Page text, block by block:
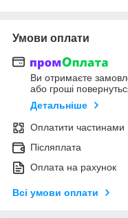
Умови оплати
Ви отримаєте
або гроші
Детальніше
Оплатити частинами
Післяплата
Оплата на рахунок
Всі умови оплати